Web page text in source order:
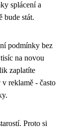
splácení a
bude stát.
podmínky bez
na novou
zaplatíte
reklamě - často
Proto si